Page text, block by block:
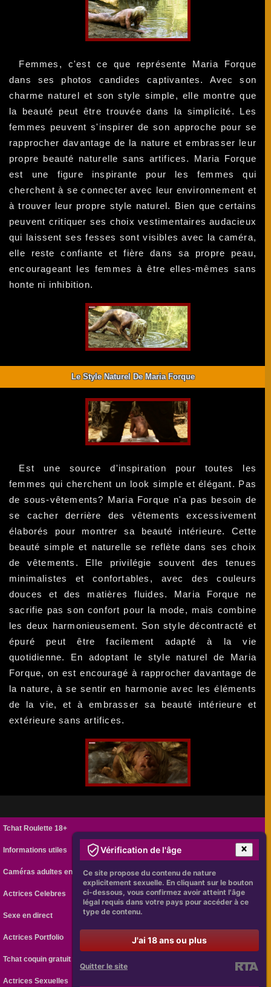
Femmes, c'est ce que représente Maria Forque
dans ses photos candides captivantes. Avec son
charme naturel et son style simple, elle montre que
la beauté peut être trouvée dans la simplicité. Les
femmes peuvent s'inspirer de son approche pour se
rapprocher davantage de la nature et embrasser leur
propre beauté naturelle sans artifices. Maria Forque
est une figure inspirante pour les femmes qui
cherchent à se connecter avec leur environnement et
à trouver leur propre style naturel. Bien que certains
peuvent critiquer ses choix vestimentaires audacieux
qui laissent ses fesses sont visibles avec la caméra,
elle reste confiante et fière dans sa propre peau,
encourageant les femmes à être elles-mêmes sans
honte ni inhibition.
Le Style Naturel De Maria Forque
Est une source d'inspiration pour toutes les
femmes qui cherchent un look simple et élégant. Pas
de sous-vêtements? Maria Forque n'a pas besoin de
se cacher derrière des vêtements excessivement
élaborés pour montrer sa beauté intérieure. Cette
beauté simple et naturelle se reflète dans ses choix
de vêtements. Elle privilégie souvent des tenues
minimalistes et confortables, avec des couleurs
douces et des matières fluides. Maria Forque ne
sacrifie pas son confort pour la mode, mais combine
les deux harmonieusement. Son style décontracté et
épuré peut être facilement adapté à la vie
quotidienne. En adoptant le style naturel de Maria
Forque, on est encouragé à rapprocher davantage de
la nature, à se sentir en harmonie avec les éléments
de la vie, et à embrasser sa beauté intérieure et
extérieure sans artifices.
Tchat Roulette 18+
Informations utiles
Caméras adultes en ligne
Actrices Celebres
Sexe en direct
Actrices Portfolio
Tchat coquin gratuit
Actrices Sexuelles
Vérification de l'âge
Ce site propose du contenu de nature
explicitement sexuelle. En cliquant sur le bouton
ci-dessous, vous confirmez avoir atteint l'âge
légal requis dans votre pays pour accéder à ce
type de contenu.
J'ai 18 ans ou plus
Quitter le site